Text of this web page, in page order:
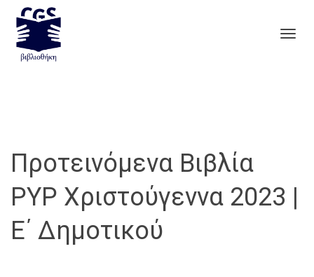
Προτεινόμενα Βιβλία
PYP Χριστούγεννα 2023 |
Ε΄ Δημοτικού